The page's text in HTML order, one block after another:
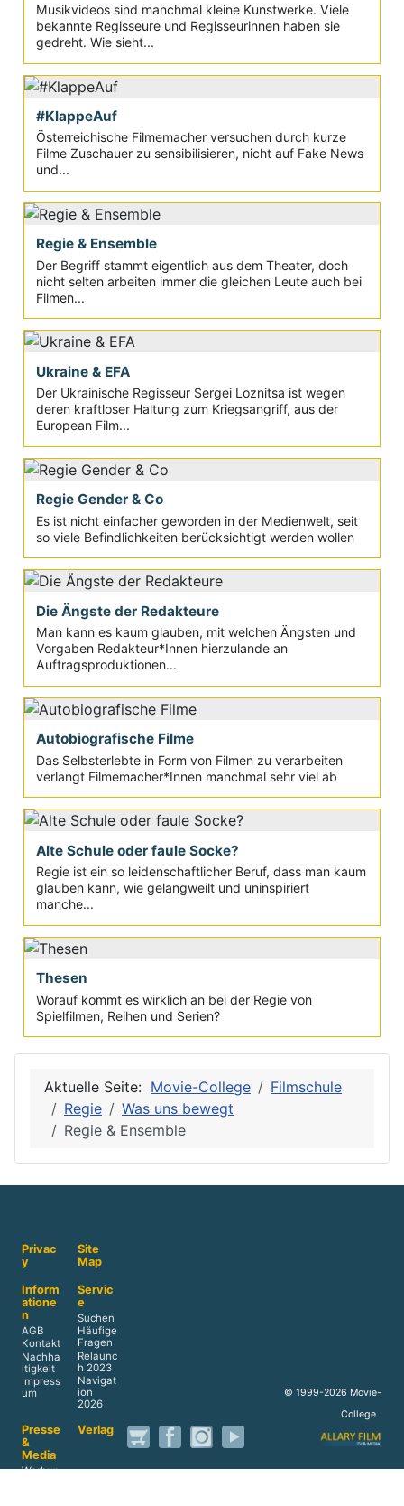
Musikvideos sind manchmal kleine Kunstwerke. Viele
bekannte Regisseure und Regisseurinnen haben sie
gedreht. Wie sieht...
#KlappeAuf
Österreichische Filmemacher versuchen durch kurze
Filme Zuschauer zu sensibilisieren, nicht auf Fake News
und...
Regie & Ensemble
Der Begriff stammt eigentlich aus dem Theater, doch
nicht selten arbeiten immer die gleichen Leute auch bei
Filmen...
Ukraine & EFA
Der Ukrainische Regisseur Sergei Loznitsa ist wegen
deren kraftloser Haltung zum Kriegsangriff, aus der
European Film...
Regie Gender & Co
Es ist nicht einfacher geworden in der Medienwelt, seit
so viele Befindlichkeiten berücksichtigt werden wollen
Die Ängste der Redakteure
Man kann es kaum glauben, mit welchen Ängsten und
Vorgaben Redakteur*Innen hierzulande an
Auftragsproduktionen...
Autobiografische Filme
Das Selbsterlebte in Form von Filmen zu verarbeiten
verlangt Filmemacher*Innen manchmal sehr viel ab
Alte Schule oder faule Socke?
Regie ist ein so leidenschaftlicher Beruf, dass man kaum
glauben kann, wie gelangweilt und uninspiriert
manche...
Thesen
Worauf kommt es wirklich an bei der Regie von
Spielfilmen, Reihen und Serien?
Aktuelle Seite: Movie-College
Filmschule
Regie
Was uns bewegt
Regie & Ensemble
Privac
y
Site
Map
Inform
atione
n
AGB
Kontakt
Nachha
ltigkeit
Impress
um
Servic
e
Suchen
Häufige
Fragen
Relaunc
h 2023
Navigat
ion
2026
Presse
&
Media
Werbun
Verlag
© 1999-2026 Movie-
College